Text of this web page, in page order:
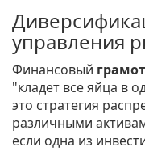
управления
Финансовый
"кладет все яйца в
это стратегия
различными
если одна из